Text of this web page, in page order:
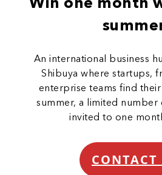
An international business
Shibuya where startups,
enterprise teams find
summer, a limited number
invited to one
CONTACT